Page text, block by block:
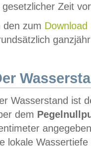
gesetzlicher Zeit
den zum Download
Wasserstand ist
dem
lokale